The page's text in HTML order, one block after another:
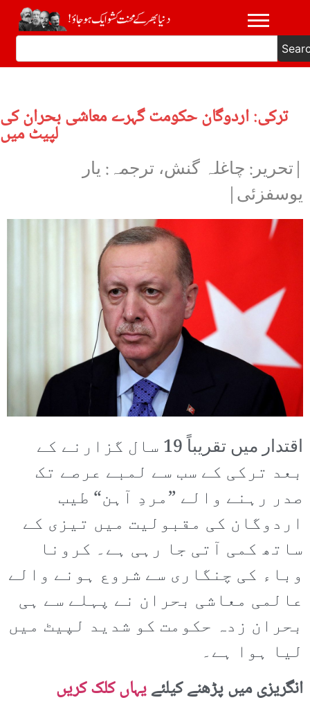
ترکی: اردوگان حکومت گہرے معاشی بحران کی
لپیٹ میں
|تحریر: چاغلہ گنش، ترجمہ: یار
یوسفزئی|
اقتدار میں تقریباً 19 سال گزارنے کے
بعد ترکی کے سب سے لمبے عرصے تک
صدر رہنے والے ”مردِ آہن“ طیب
اردوگان کی مقبولیت میں تیزی کے
ساتھ کمی آتی جا رہی ہے۔ کرونا
وباء کی چنگاری سے شروع ہونے والے
عالمی معاشی بحران نے پہلے سے ہی
بحران زدہ حکومت کو شدید لپیٹ میں
لیا ہوا ہے۔
انگریزی میں پڑھنے کیلئےیہاں کلک کریں